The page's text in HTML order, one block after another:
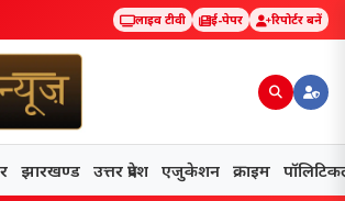
लाइव टीवी ई-पेपर रिपोर्टर बनें
झारखण्ड उत्तर प्रदेश एजुकेशन क्राइम